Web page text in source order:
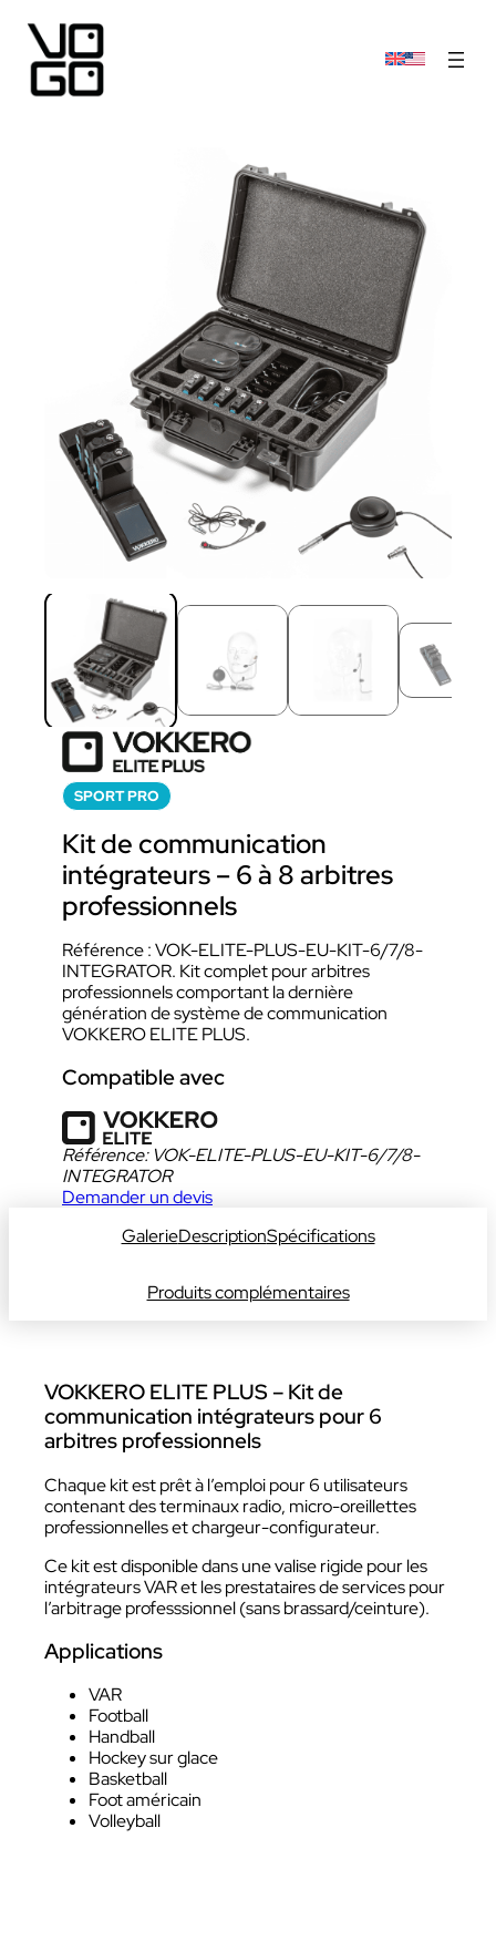
SPORT PRO
Kit de communication
intégrateurs – 6 à 8 arbitres
professionnels
Référence : VOK-ELITE-PLUS-EU-KIT-6/7/8-
INTEGRATOR. Kit complet pour arbitres
professionnels comportant la dernière
génération de système de communication
VOKKERO ELITE PLUS.
Compatible avec
Référence: VOK-ELITE-PLUS-EU-KIT-6/7/8-
INTEGRATOR
Demander un devis
GalerieDescriptionSpécifications
Produits complémentaires
VOKKERO ELITE PLUS – Kit de
communication intégrateurs pour 6
arbitres professionnels
Chaque kit est prêt à l’emploi pour 6 utilisateurs
contenant des terminaux radio, micro-oreillettes
professionnelles et chargeur-configurateur.
Ce kit est disponible dans une valise rigide pour les
intégrateurs VAR et les prestataires de services pour
l’arbitrage professsionnel (sans brassard/ceinture).
Applications
VAR
Football
Handball
Hockey sur glace
Basketball
Foot américain
Volleyball